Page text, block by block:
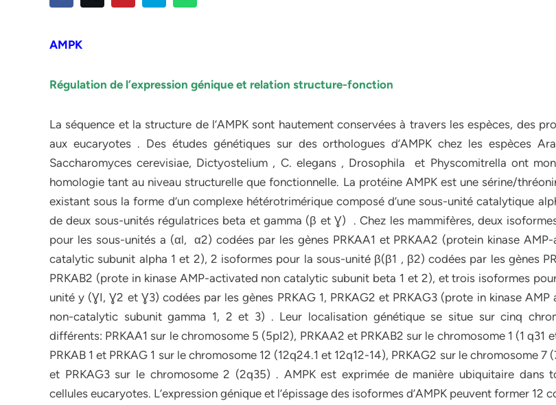
AMPK
Régulation de l’expression génique et relation structure-fonction
La séquence et la structure de l’AMPK sont hautement conservées à travers les espèces, des
aux eucaryotes . Des études génétiques sur des orthologues d’AMPK chez les espèces
Saccharomyces cerevisiae, Dictyostelium , C. elegans , Drosophila et Physcomitrella ont
homologie tant au niveau structurelle que fonctionnelle. La protéine AMPK est une sérine/
existant sous la forme d’un complexe hétérotrimérique composé d’une sous-unité catalytique
de deux sous-unités régulatrices beta et gamma (β et Ɣ) . Chez les mammifères, deux
pour les sous-unités a (αl, α2) codées par les gènes PRKAA1 et PRKAA2 (protein kinase
catalytic subunit alpha 1 et 2), 2 isoformes pour la sous-unité β(β1 , β2) codées par les gènes
PRKAB2 (prote in kinase AMP-activated non catalytic subunit beta 1 et 2), et trois isoformes
unité y (ƔI, Ɣ2 et Ɣ3) codées par les gènes PRKAG 1, PRKAG2 et PRKAG3 (prote in kinase AMP
non-catalytic subunit gamma 1, 2 et 3) . Leur localisation génétique se situe sur cinq
différents: PRKAA1 sur le chromosome 5 (5pI2), PRKAA2 et PRKAB2 sur le chromosome 1 (1 q31
PRKAB 1 et PRKAG 1 sur le chromosome 12 (12q24.1 et 12q12-14), PRKAG2 sur le chromosome 7
et PRKAG3 sur le chromosome 2 (2q35) . AMPK est exprimée de manière ubiquitaire dans
cellules eucaryotes. L’expression génique et l’épissage des isoformes d’AMPK peuvent former 12